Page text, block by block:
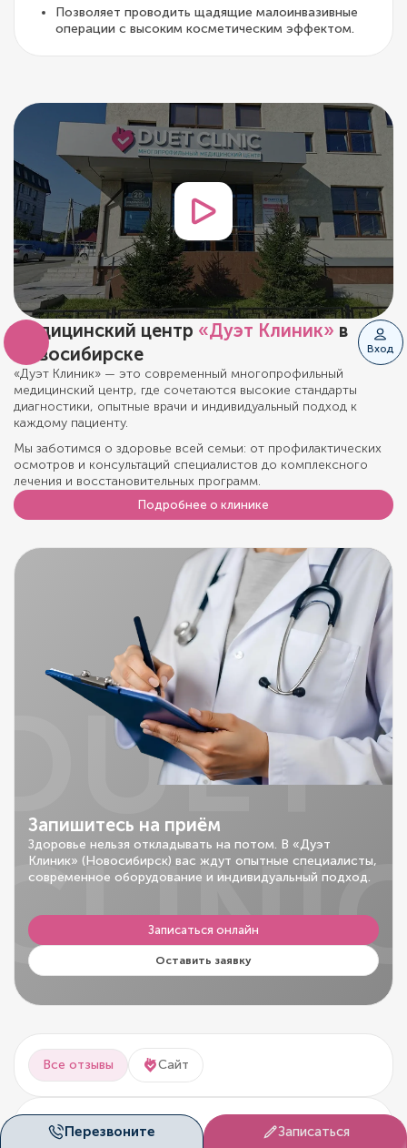
Вход
Перезвоните Записаться
Позволяет проводить щадящие малоинвазивные
операции с высоким косметическим эффектом.
Медицинский центр «Дуэт Клиник» в
Новосибирске
«Дуэт Клиник» — это современный многопрофильный
медицинский центр, где сочетаются высокие стандарты
диагностики, опытные врачи и индивидуальный подход к
каждому пациенту.
Мы заботимся о здоровье всей семьи: от профилактических
осмотров и консультаций специалистов до комплексного
лечения и восстановительных программ.
Подробнее о клинике
Запишитесь на приём
Здоровье нельзя откладывать на потом. В «Дуэт
Клиник» (Новосибирск) вас ждут опытные специалисты,
современное оборудование и индивидуальный подход.
Записаться онлайн
Оставить заявку
Все отзывы Сайт
Сайт
04.08.2026